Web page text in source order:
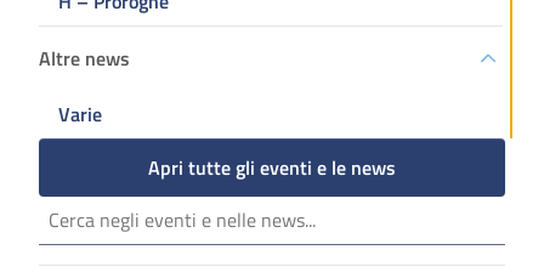
Altre news
Varie
Apri tutte gli eventi e le news